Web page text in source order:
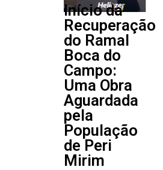
Início da
Recuperação
do Ramal
Boca do
Campo:
Uma Obra
Aguardada
pela
População
de Peri
Mirim